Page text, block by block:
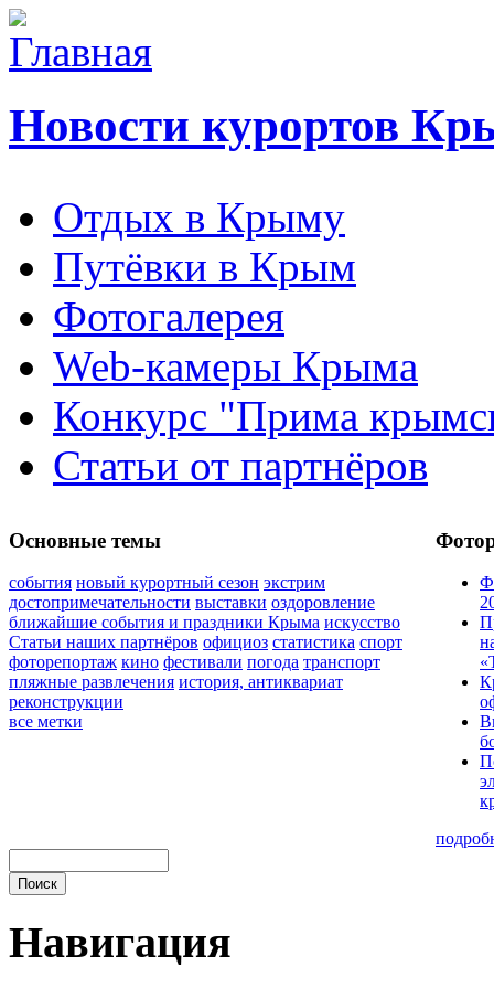
Новости курортов
Отдых в Крыму
Путёвки в Крым
Фотогалерея
Web-камеры Крыма
Конкурс "Прима
Статьи от партнёров
Основные темы
события новый курортный сезон экстрим
достопримечательности выставки оздоровление
ближайшие события и праздники Крыма искусство
Статьи наших партнёров официоз статистика спорт
фоторепортаж кино фестивали погода транспорт
пляжные развлечения история, антиквариат
реконструкции
все метки
Навигация